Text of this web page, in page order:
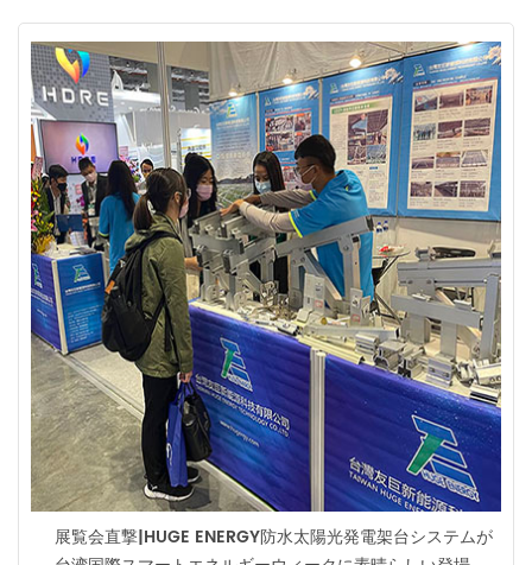
となり、再エネの新規導入量全体に占める太陽光発電の割合が2021年
の51.4％から59.1％まで拡大する見通し。主に中国とEUの政策環境の
後押しにより、特に大規模太陽光の普及が加速しているという。
2021年に入ってから、多くの原材料の価格と輸送コストが上昇傾向に
あり、2022年3月までに太陽電池向けグレードのポリシリコンの価格
は4倍以上、鉄鋼は50％、銅は70％、アルミニウムは2倍、運賃は約
5倍に上昇している。2020年と比較すると、2022年の新規の電力事
業規模の太陽光発電所の投資コストは、全体で15～20％程度上昇する
と推定される。 しかし、化石燃料と電力の価格が高騰しているため、
再エネのコスト上昇は競争力を阻害していない。特にEU諸国では、ド
イツ、フランス、イタリア、スペインの卸売電力価格が2016年から
2020年の平均と比較して、平均で6倍以上に上昇している。一方、
2021年12月に行われたスペインのオークションでは、太陽光発電の価
格は15～25％上昇し37米ドル/MWhだったが、これは過去14カ月間
のスペイン卸売電力価格の平均値の10分の1に留まる。 地域別では、
中国が148.4GWと世界の再エネ容量の46.5％を占める。そのうち太
陽光発電は79.1GWで、政府が掲げる2030年までに太陽光・風力
1200GWの目標に向けて順調に推移すると見られる。中国では、
2020年に公益事業用太陽光発電、2021年には住宅用太陽光発電のイ
ンセンティブが段階的に廃止されるため2020～2021年に複数の導入
ラッシュが発生した。今後の年間導入量は微増と予測している。 EU
は41.7GW、うち太陽光発電が26.3GWになる見込み。野心的な政策
展覧会直撃|HUGE ENERGY防水太陽光発電架台システムが